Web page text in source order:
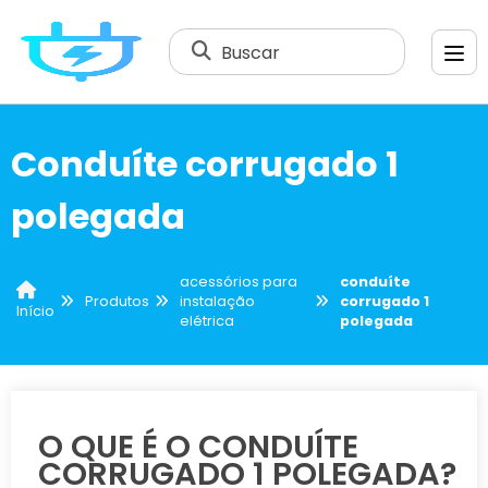
Buscar
Conduíte corrugado 1
polegada
Início
Produtos
acessórios para
instalação
elétrica
conduíte
corrugado 1
polegada
O QUE É O CONDUÍTE
CORRUGADO 1 POLEGADA?